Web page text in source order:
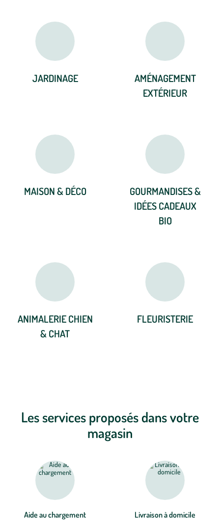
JARDINAGE
AMÉNAGEMENT
EXTÉRIEUR
MAISON & DÉCO
GOURMANDISES &
IDÉES CADEAUX
BIO
ANIMALERIE CHIEN
& CHAT
FLEURISTERIE
Les services proposés dans votre
magasin
Aide au chargement Livraison à domicile